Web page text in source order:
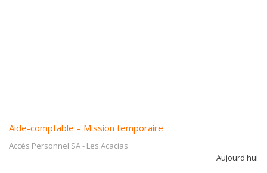
Aide-comptable – Mission temporaire
Accès Personnel SA- Les Acacias
Aujourd'hui